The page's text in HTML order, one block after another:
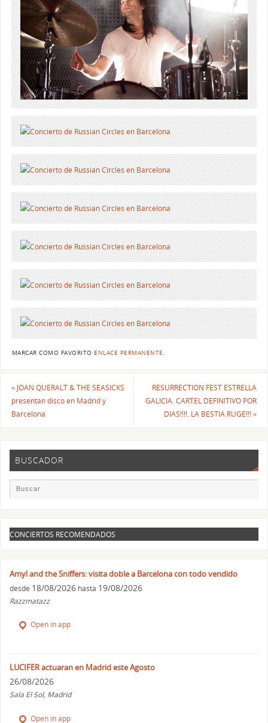
MARCAR COMO FAVORITO ENLACE PERMANENTE
«JOAN QUERALT & THE SEASICKS
presentan disco en Madrid y
Barcelona
RESURRECTION FEST ESTRELLA
GALICIA. CARTEL DEFINITIVO POR
DIAS!!!!. LA BESTIA RUGE!!!»
BUSCADOR
CONCIERTOS RECOMENDADOS
Amyl and the Sniffers: visita doble a Barcelona con todo vendido
desde 18/08/2026 hasta 19/08/2026
Razzmatazz
Open in app
LUCIFER actuaran en Madrid este Agosto
26/08/2026
Sala El Sol, Madrid
Open in app